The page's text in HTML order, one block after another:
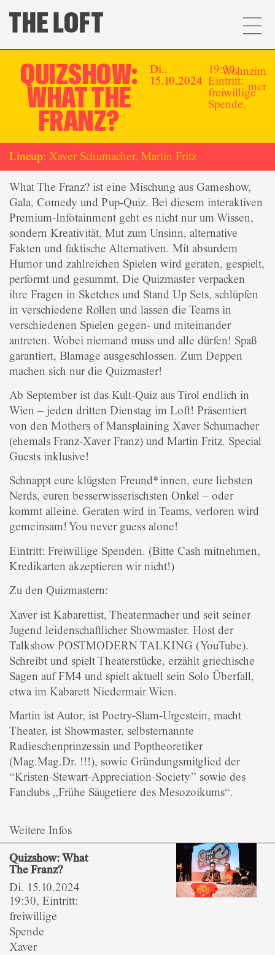
QUIZSHOW:
WHAT THE
FRANZ?
Di..
15.10.2024
19:30,
Eintritt:
freiwillige
Spende,
Wohnzim
mer
Lineup: Xaver Schumacher, Martin Fritz
What The Franz? ist eine Mischung aus Gameshow,
Gala, Comedy und Pup-Quiz. Bei diesem interaktiven
Premium-Infotainment geht es nicht nur um Wissen,
sondern Kreativität, Mut zum Unsinn, alternative
Fakten und faktische Alternativen. Mit absurdem
Humor und zahlreichen Spielen wird geraten, gespielt,
performt und gesummt. Die Quizmaster verpacken
ihre Fragen in Sketches und Stand Up Sets, schlüpfen
in verschiedene Rollen und lassen die Teams in
verschiedenen Spielen gegen- und miteinander
antreten. Wobei niemand muss und alle dürfen! Spaß
garantiert, Blamage ausgeschlossen. Zum Deppen
machen sich nur die Quizmaster!
Ab September ist das Kult-Quiz aus Tirol endlich in
Wien – jeden dritten Dienstag im Loft! Präsentiert
von den Mothers of Mansplaining Xaver Schumacher
(ehemals Franz-Xaver Franz) und Martin Fritz. Special
Guests inklusive!
Schnappt eure klügsten Freund*innen, eure liebsten
Nerds, euren besserwisserischsten Onkel – oder
kommt alleine. Geraten wird in Teams, verloren wird
gemeinsam! You never guess alone!
Eintritt: Freiwillige Spenden. (Bitte Cash mitnehmen,
Kredikarten akzeptieren wir nicht!)
Zu den Quizmastern:
Xaver ist Kabarettist, Theatermacher und seit seiner
Jugend leidenschaftlicher Showmaster. Host der
Talkshow POSTMODERN TALKING (YouTube).
Schreibt und spielt Theaterstücke, erzählt griechische
Sagen auf FM4 und spielt aktuell sein Solo Überfall,
etwa im Kabarett Niedermair Wien.
Martin ist Autor, ist Poetry-Slam-Urgestein, macht
Theater, ist Showmaster, selbsternannte
Radieschenprinzessin und Poptheoretiker
(Mag.Mag.Dr. !!!), sowie Gründungsmitglied der
“Kristen-Stewart-Appreciation-Society” sowie des
Fanclubs „Frühe Säugetiere des Mesozoikums“.
Weitere Infos
Quizshow: What
The Franz?
Di. 15.10.2024
19:30, Eintritt:
freiwillige
Spende
Xaver